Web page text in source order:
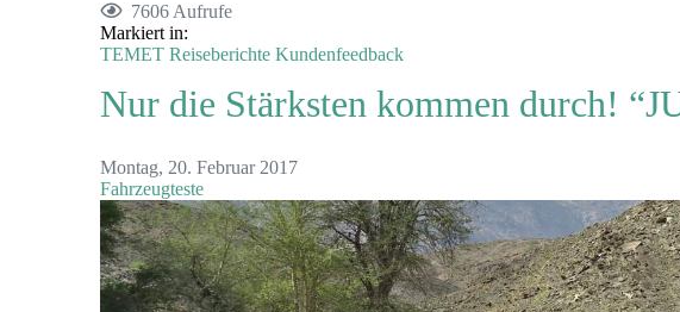
7606 Aufrufe
Markiert in:
TEMET Reiseberichte Kundenfeedback
Nur die Stärksten kommen durch!
Montag, 20. Februar 2017
Fahrzeugteste